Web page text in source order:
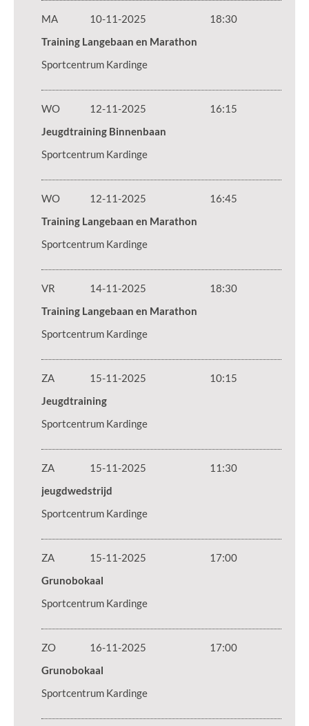
MA 10-11-2025
18:30
Training Langebaan en Marathon
Sportcentrum Kardinge
WO 12-11-2025
16:15
Jeugdtraining Binnenbaan
Sportcentrum Kardinge
WO 12-11-2025
16:45
Training Langebaan en Marathon
Sportcentrum Kardinge
VR 14-11-2025
18:30
Training Langebaan en Marathon
Sportcentrum Kardinge
ZA 15-11-2025
10:15
Jeugdtraining
Sportcentrum Kardinge
ZA 15-11-2025
11:30
jeugdwedstrijd
Sportcentrum Kardinge
ZA 15-11-2025
17:00
Grunobokaal
Sportcentrum Kardinge
ZO 16-11-2025
17:00
Grunobokaal
Sportcentrum Kardinge